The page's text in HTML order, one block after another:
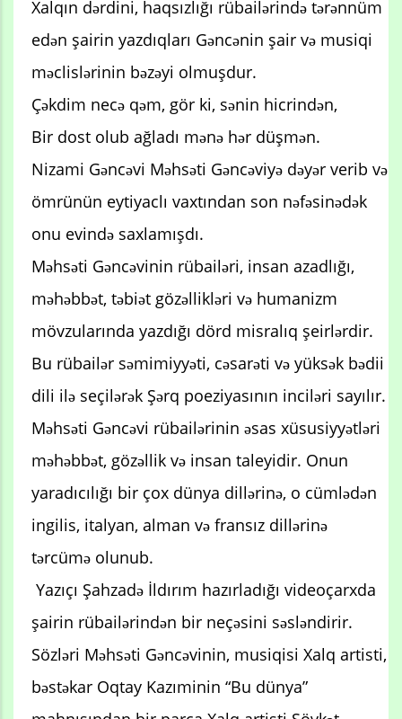
Xalqın dərdini, haqsızlığı rübailərində tərənnüm
edən şairin yazdıqları Gəncənin şair və musiqi
məclislərinin bəzəyi olmuşdur.
Çəkdim necə qəm, gör ki, sənin hicrindən,
Bir dost olub ağladı mənə hər düşmən.
Nizami Gəncəvi Məhsəti Gəncəviyə dəyər verib və
ömrünün eytiyaclı vaxtından son nəfəsinədək
onu evində saxlamışdı.
Məhsəti Gəncəvinin rübailəri, insan azadlığı,
məhəbbət, təbiət gözəllikləri və humanizm
mövzularında yazdığı dörd misralıq şeirlərdir.
Bu rübailər səmimiyyəti, cəsarəti və yüksək bədii
dili ilə seçilərək Şərq poeziyasının inciləri sayılır.
Məhsəti Gəncəvi rübailərinin əsas xüsusiyyətləri
məhəbbət, gözəllik və insan taleyidir. Onun
yaradıcılığı bir çox dünya dillərinə, o cümlədən
ingilis, italyan, alman və fransız dillərinə
tərcümə olunub.
Yazıçı Şahzadə İldırım hazırladığı videoçarxda
şairin rübailərindən bir neçəsini səsləndirir.
Sözləri Məhsəti Gəncəvinin, musiqisi Xalq artisti,
bəstəkar Oqtay Kazıminin “Bu dünya”